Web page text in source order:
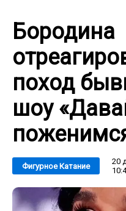
Бородина
поход
шоу
Фигурное Катание
20